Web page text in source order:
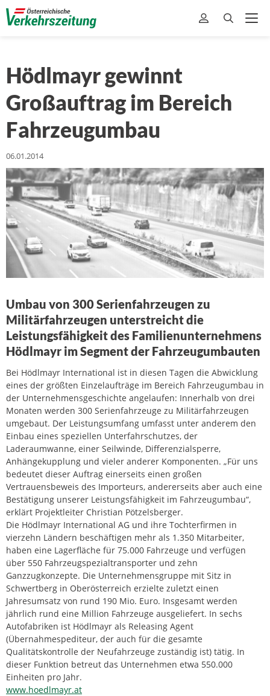
Hödlmayr gewinnt
Großauftrag im Bereich
Fahrzeugumbau
06.01.2014
Umbau von 300 Serienfahrzeugen zu
Militärfahrzeugen unterstreicht die
Leistungsfähigkeit des Familienunternehmens
Hödlmayr im Segment der Fahrzeugumbauten
Bei Hödlmayr International ist in diesen Tagen die Abwicklung
eines der größten Einzelaufträge im Bereich Fahrzeugumbau in
der Unternehmensgeschichte angelaufen: Innerhalb von drei
Monaten werden 300 Serienfahrzeuge zu Militärfahrzeugen
umgebaut. Der Leistungsumfang umfasst unter anderem den
Einbau eines speziellen Unterfahrschutzes, der
Laderaumwanne, einer Seilwinde, Differenzialsperre,
Anhängekupplung und vieler anderer Komponenten. „Für uns
bedeutet dieser Auftrag einerseits einen großen
Vertrauensbeweis des Importeurs, andererseits aber auch eine
Bestätigung unserer Leistungsfähigkeit im Fahrzeugumbau“,
erklärt Projektleiter Christian Pötzelsberger.
Die Hödlmayr International AG und ihre Tochterfirmen in
vierzehn Ländern beschäftigen mehr als 1.350 Mitarbeiter,
haben eine Lagerfläche für 75.000 Fahrzeuge und verfügen
über 550 Fahrzeugspezialtransporter und zehn
Ganzzugkonzepte. Die Unternehmensgruppe mit Sitz in
Schwertberg in Oberösterreich erzielte zuletzt einen
Jahresumsatz von rund 190 Mio. Euro. Insgesamt werden
jährlich rund eine Million Fahrzeuge ausgeliefert. In sechs
Autofabriken ist Hödlmayr als Releasing Agent
(Übernahmespediteur, der auch für die gesamte
Qualitätskontrolle der Neufahrzeuge zuständig ist) tätig. In
dieser Funktion betreut das Unternehmen etwa 550.000
Einheiten pro Jahr.
www.hoedlmayr.at